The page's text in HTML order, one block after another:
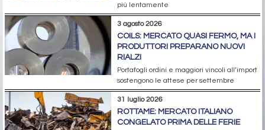
più lentamente
3 agosto 2026
COILS: MERCATO QUASI FERMO, MA I
PRODUTTORI PREPARANO NUOVI
RIALZI
Portafogli ordini e maggiori vincoli all’import
sostengono le attese per settembre
31 luglio 2026
ROTTAME: MERCATO ITALIANO
CONGELATO PRIMA DELLE FERIE